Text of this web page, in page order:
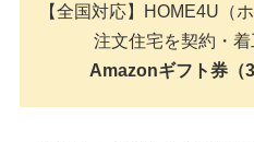
【全国対応】HOME4U（
注文住宅を契約・
Amazonギフト券（3